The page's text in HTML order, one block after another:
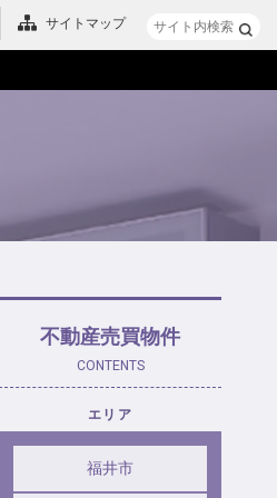
サイトマップ
不動産売買物件
CONTENTS
エリア
福井市